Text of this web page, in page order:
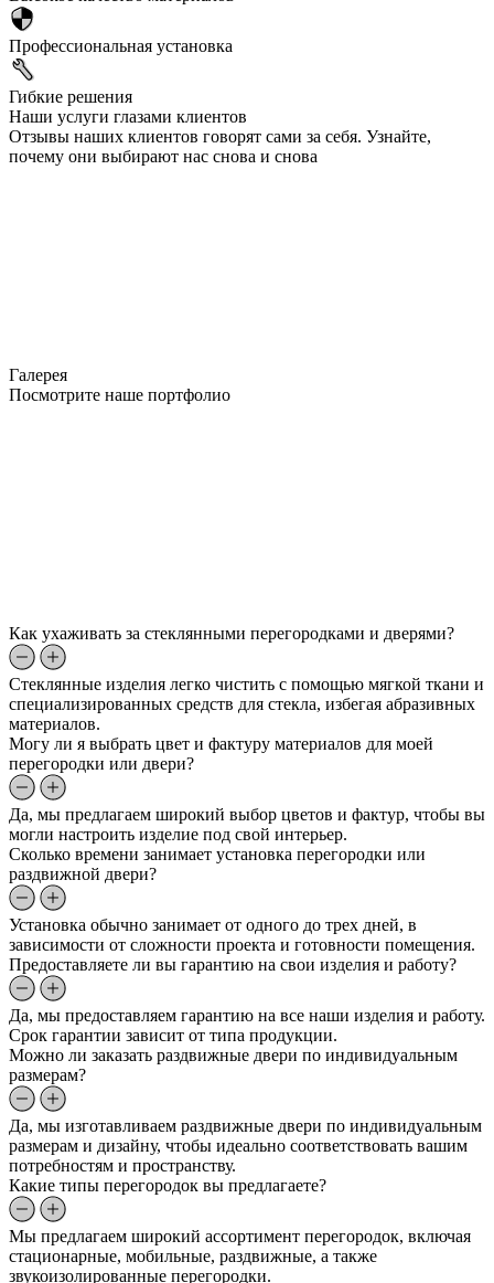
Профессиональная установка
Гибкие решения
Наши услуги глазами клиентов
Отзывы наших клиентов говорят сами за себя. Узнайте,
почему они выбирают нас снова и снова
Галерея
Посмотрите наше портфолио
Как ухаживать за стеклянными перегородками и дверями?
Стеклянные изделия легко чистить с помощью мягкой ткани и
специализированных средств для стекла, избегая абразивных
материалов.
Могу ли я выбрать цвет и фактуру материалов для моей
перегородки или двери?
Да, мы предлагаем широкий выбор цветов и фактур, чтобы вы
могли настроить изделие под свой интерьер.
Сколько времени занимает установка перегородки или
раздвижной двери?
Установка обычно занимает от одного до трех дней, в
зависимости от сложности проекта и готовности помещения.
Предоставляете ли вы гарантию на свои изделия и работу?
Да, мы предоставляем гарантию на все наши изделия и работу.
Срок гарантии зависит от типа продукции.
Можно ли заказать раздвижные двери по индивидуальным
размерам?
Да, мы изготавливаем раздвижные двери по индивидуальным
размерам и дизайну, чтобы идеально соответствовать вашим
потребностям и пространству.
Какие типы перегородок вы предлагаете?
Мы предлагаем широкий ассортимент перегородок, включая
стационарные, мобильные, раздвижные, а также
звукоизолированные перегородки.